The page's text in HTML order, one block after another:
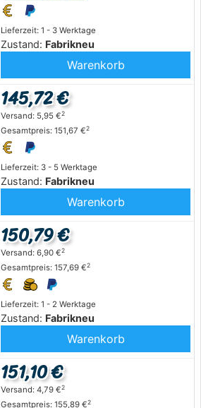
Lieferzeit: 1 - 3 Werktage
Zustand: Fabrikneu
Warenkorb
Lieferzeit: 3 - 5 Werktage
Zustand: Fabrikneu
145,72 €
Versand: 5,95 €2
Gesamtpreis: 151,67 €2
Warenkorb
Lieferzeit: 1 - 2 Werktage
Zustand: Fabrikneu
150,79 €
Versand: 6,90 €2
Gesamtpreis: 157,69 €2
Warenkorb
151,10 €
Versand: 4,79 €2
Gesamtpreis: 155,89 €2